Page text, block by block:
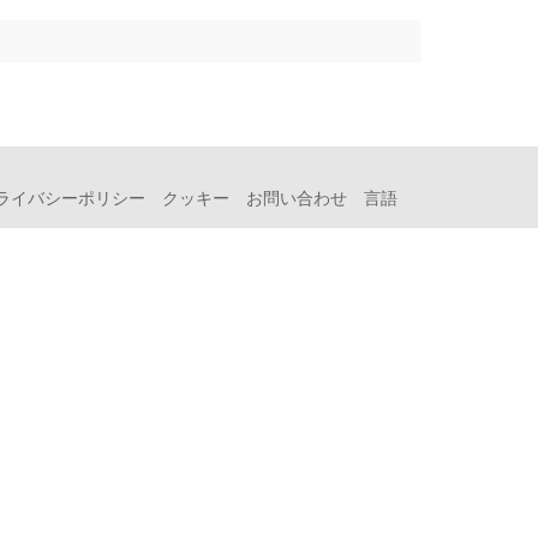
イバシーポリシー クッキー お問い合わせ 言語